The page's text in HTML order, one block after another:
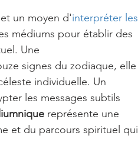
un moyen d'interpréter les
médiums pour établir des
Une
signes du zodiaque, elle
individuelle. Un
les messages subtils
représente une
et du parcours spirituel qui